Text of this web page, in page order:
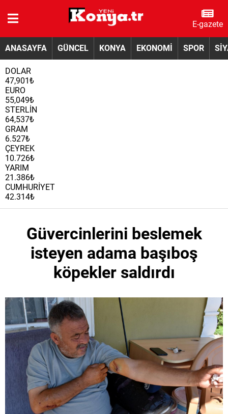
E-gazete
ANASAYFA GÜNCEL KONYA EKONOMİ SPOR
DOLAR
47,901₺
EURO
55,049₺
STERLİN
64,537₺
GRAM
6.527₺
ÇEYREK
10.726₺
YARIM
21.386₺
CUMHURİYET
42.314₺
Güvercinlerini beslemek
isteyen adama başıboş
köpekler saldırdı